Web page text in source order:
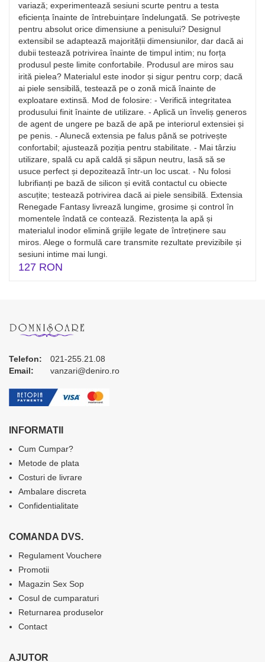
variază; experimentează sesiuni scurte pentru a testa
eficiența înainte de întrebuințare îndelungată. Se potrivește
pentru absolut orice dimensiune a penisului? Designul
extensibil se adaptează majorității dimensiunilor, dar dacă ai
dubii testează potrivirea înainte de timpul intim; nu forța
produsul peste limite confortabile. Produsul are miros sau
irită pielea? Materialul este inodor și sigur pentru corp; dacă
ai piele sensibilă, testează pe o zonă mică înainte de
exploatare extinsă. Mod de folosire: - Verifică integritatea
produsului finit înainte de utilizare. - Aplică un înveliș generos
de agent de ungere pe bază de apă pe interiorul extensiei și
pe penis. - Alunecă extensia pe falus până se potrivește
confortabil; ajustează poziția pentru stabilitate. - Mai târziu
utilizare, spală cu apă caldă și săpun neutru, lasă să se
usuce perfect și depozitează într-un loc uscat. - Nu folosi
lubrifianți pe bază de silicon și evită contactul cu obiecte
ascuțite; testează potrivirea dacă ai piele sensibilă. Extensia
Renegade Fantasy livrează lungime, grosime și control în
momentele îndată ce contează. Rezistența la apă și
materialul inodor elimină grijile legate de întreținere sau
miros. Alege o formulă care transmite rezultate previzibile și
sesiuni intime mai lungi.
127 RON
Telefon:
021-255.21.08
Email:
vanzari@deniro.ro
INFORMATII
Cum Cumpar?
Metode de plata
Costuri de livrare
Ambalare discreta
Confidentialitate
COMANDA DVS.
Regulament Vouchere
Promotii
Magazin Sex Sop
Cosul de cumparaturi
Returnarea produselor
Contact
AJUTOR